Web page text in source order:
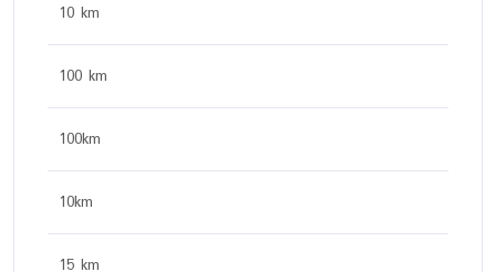
10 km
100 km
100km
10km
15 km